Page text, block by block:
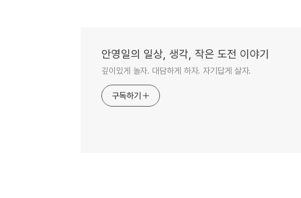
안영일의 일상, 생각, 작은 도전 이야기
깊이있게 놀자. 대담하게 하자. 자기답게 살자.
구독하기